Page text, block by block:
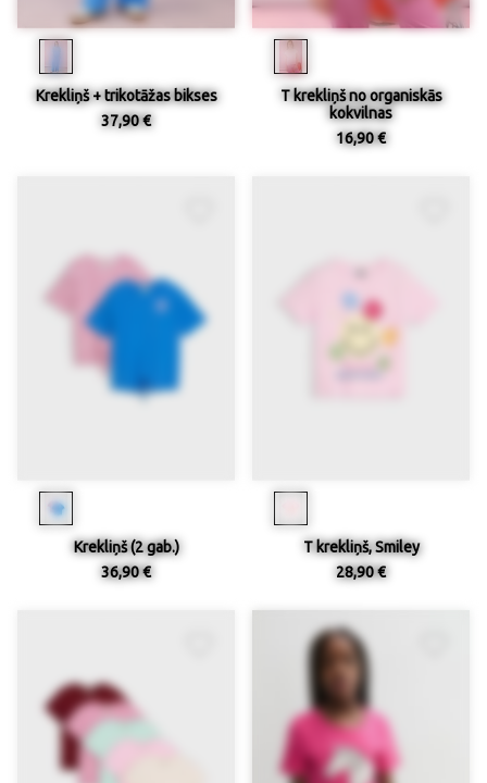
Krekliņš + trikotāžas bikses
37,90 €
T krekliņš no organiskās
kokvilnas
16,90 €
Krekliņš (2 gab.)
36,90 €
T krekliņš, Smiley
28,90 €